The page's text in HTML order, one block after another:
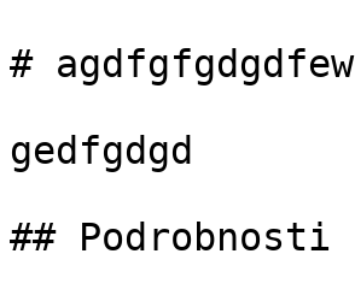
# agdfgfgdgdfew
gedfgdgd
## Podrobnosti